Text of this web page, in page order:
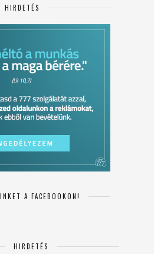
HIRDETÉS
A FACEBOOKON!
HIRDETÉS